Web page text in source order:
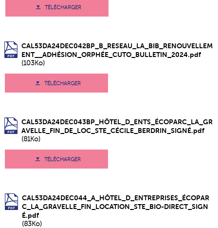
TÉLÉCHARGER
CAL53DA24DEC042BP_B_RESEAU_LA_BIB_RENOUVELLEM
ENT__ADHÉSION_ORPHÉE_CUTO_BULLETIN_2024.pdf
(103Ko)
TÉLÉCHARGER
CAL53DA24DEC043BP_HÔTEL_D_ENTS_ÉCOPARC_LA_GR
AVELLE_FIN_DE_LOC_STE_CÉCILE_BERDRIN_SIGNÉ.pdf
(81Ko)
TÉLÉCHARGER
CAL53DA24DEC044_A_HÔTEL_D_ENTREPRISES_ÉCOPAR
C_LA_GRAVELLE_FIN_LOCATION_STE_BIO-DIRECT_SIGN
É.pdf
(83Ko)